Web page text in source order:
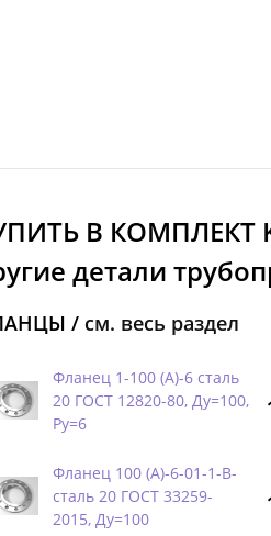
В КОМПЛЕКТ
детали
/ см. весь раздел
Фланец 1-100 (А)-6 сталь
20 ГОСТ 12820-80, Ду=100,
Ру=6
Фланец 100 (А)-6-01-1-B-
сталь 20 ГОСТ 33259-
2015, Ду=100